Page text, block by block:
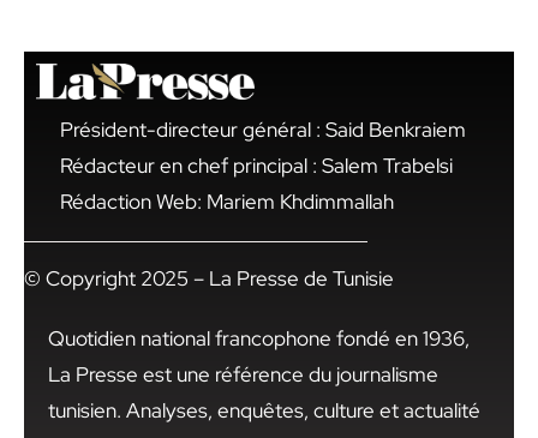
Président-directeur général : Said Benkraiem
Rédacteur en chef principal : Salem Trabelsi
Rédaction Web: Mariem Khdimmallah
© Copyright 2025 – La Presse de Tunisie
Quotidien national francophone fondé en 1936,
La Presse est une référence du journalisme
tunisien. Analyses, enquêtes, culture et actualité